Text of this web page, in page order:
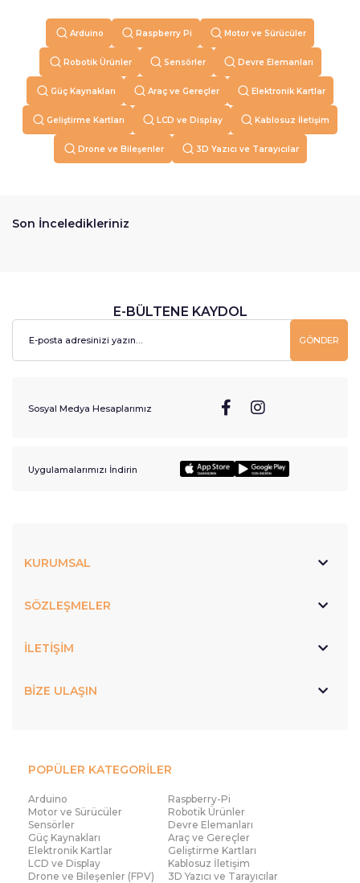
Arduino Raspberry Pi Motor ve Sürücüler
Robotik Ürünler Sensörler Devre Elemanları
Güç Kaynakları Araç ve Gereçler Elektronik Kartlar
Geliştirme Kartları LCD ve Display Kablosuz İletişim
Drone ve Bileşenler 3D Yazıcı ve Tarayıcılar
Son İnceledikleriniz
E-BÜLTENE KAYDOL
GÖNDER
Sosyal Medya Hesaplarımız
Uygulamalarımızı İndirin
KURUMSAL
SÖZLEŞMELER
İLETİŞİM
BİZE ULAŞIN
POPÜLER KATEGORİLER
Arduino
Raspberry-Pi
Motor ve Sürücüler
Robotik Ürünler
Sensörler
Devre Elemanları
Güç Kaynakları
Araç ve Gereçler
Elektronik Kartlar
Geliştirme Kartları
LCD ve Display
Kablosuz İletişim
Drone ve Bileşenler (FPV)
3D Yazıcı ve Tarayıcılar